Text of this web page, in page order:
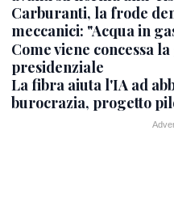
Carburanti, la frode
meccanici: "Acqua in
Come viene concessa
presidenziale
La fibra aiuta l'IA ad
burocrazia, progetto